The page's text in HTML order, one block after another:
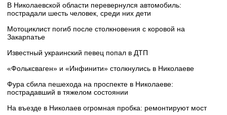
В Николаевской области перевернулся автомобиль:
пострадали шесть человек, среди них дети
Мотоциклист погиб после столкновения с коровой на
Закарпатье
Известный украинский певец попал в ДТП
«Фольксваген» и «Инфинити» столкнулись в Николаеве
Фура сбила пешехода на проспекте в Николаеве:
пострадавший в тяжелом состоянии
На въезде в Николаев огромная пробка: ремонтируют мост